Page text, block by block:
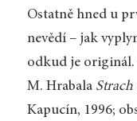
Ostatně hned u
nevědí – jak
odkud je originál.
M. Hrabala
Kapucín, 1996;